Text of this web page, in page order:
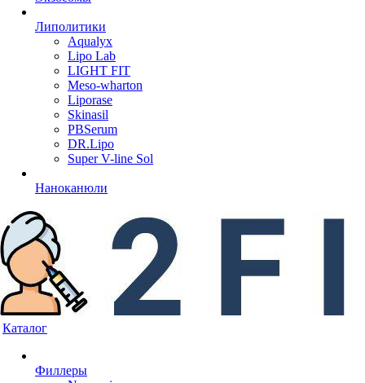
Липолитики
Aqualyx
Lipo Lab
LIGHT FIT
Meso-wharton
Liporase
Skinasil
PBSerum
DR.Lipo
Super V-line Sol
Наноканюли
Каталог
Филлеры